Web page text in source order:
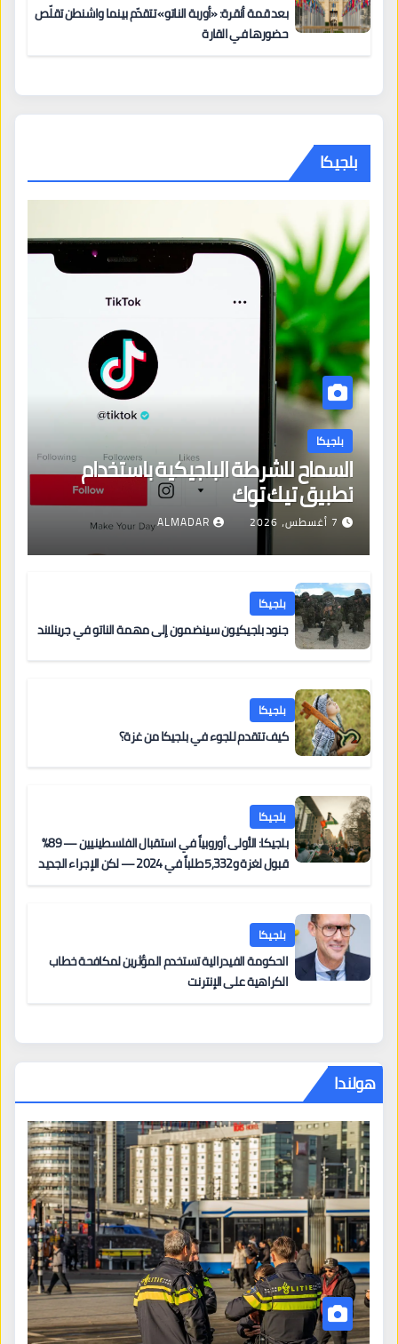
بعد قمة أنقرة: «أوربة الناتو» تتقدّم بينما واشنطن تقلّص
حضورها في القارة
بلجيكا
بلجيكا
السماح للشرطة البلجيكية باستخدام
تطبيق تيك توك
7 أغسطس، 2026 ALMADAR
بلجيكا
جنود بلجيكيون سينضمون إلى مهمة الناتو في جرينلاند
بلجيكا
كيف تتقدم للجوء في بلجيكا من غزة؟
بلجيكا
بلجيكا: الأولى أوروبياً في استقبال الفلسطينيين — 89%
قبول لغزة و5,332 طلباً في 2024 — لكن الإجراء الجديد
بلجيكا
الحكومة الفيدرالية تستخدم المؤثرين لمكافحة خطاب
الكراهية على الإنترنت
هولندا